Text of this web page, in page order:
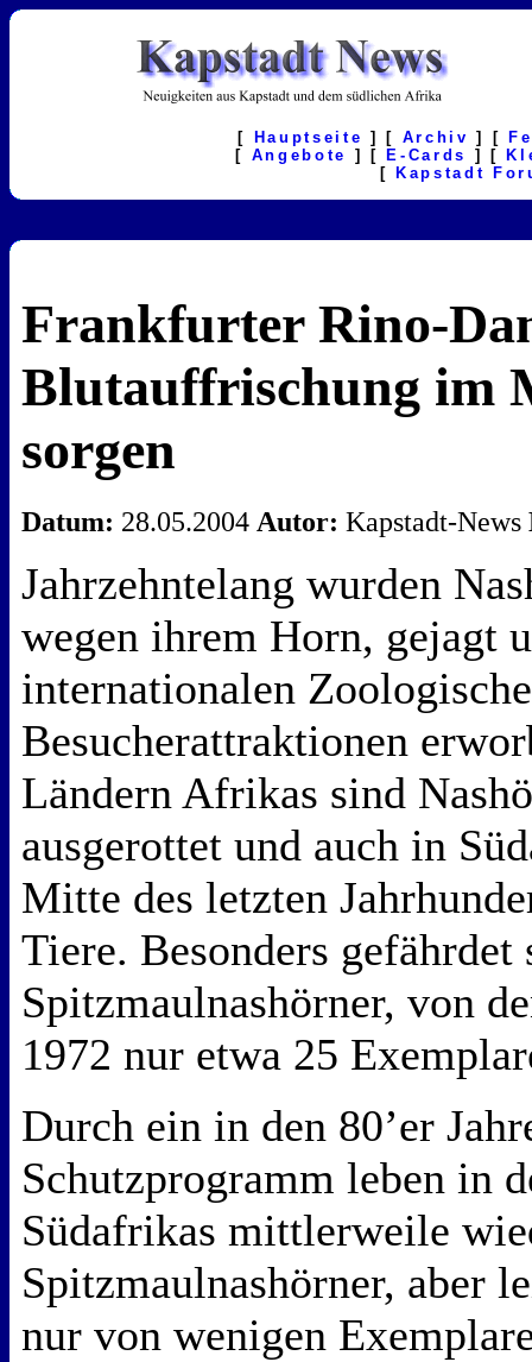
[ Hauptseite ] [ Archiv ] [
[ Angebote ] [ E-Cards ] [
[
Kapstadt
Frankfurter Rino-
Blutauffrischung im
sorgen
Datum: 28.05.2004 Autor: Kapstadt-News
Jahrzehntelang wurden
wegen ihrem Horn, gejagt
internationalen
Besucherattraktionen
Ländern Afrikas sind
ausgerottet und auch in
Mitte des letzten
Tiere. Besonders
Spitzmaulnashörner, von
1972 nur etwa 25
Durch ein in den 80’er
Schutzprogramm leben in
Südafrikas mittlerweile
Spitzmaulnashörner, aber
nur von wenigen